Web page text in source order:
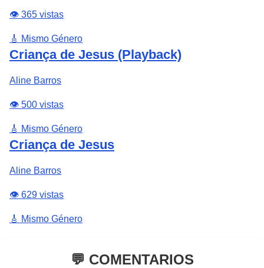
👁️ 365 vistas
🎸 Mismo Género
Criança de Jesus (Playback)
Aline Barros
👁️ 500 vistas
🎸 Mismo Género
Criança de Jesus
Aline Barros
👁️ 629 vistas
🎸 Mismo Género
💬 COMENTARIOS